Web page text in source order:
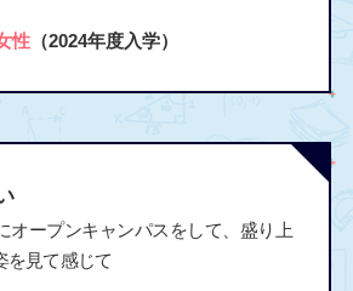
性（2024年度入学）
オープンキャンパスをして、盛り上
を見て感じて